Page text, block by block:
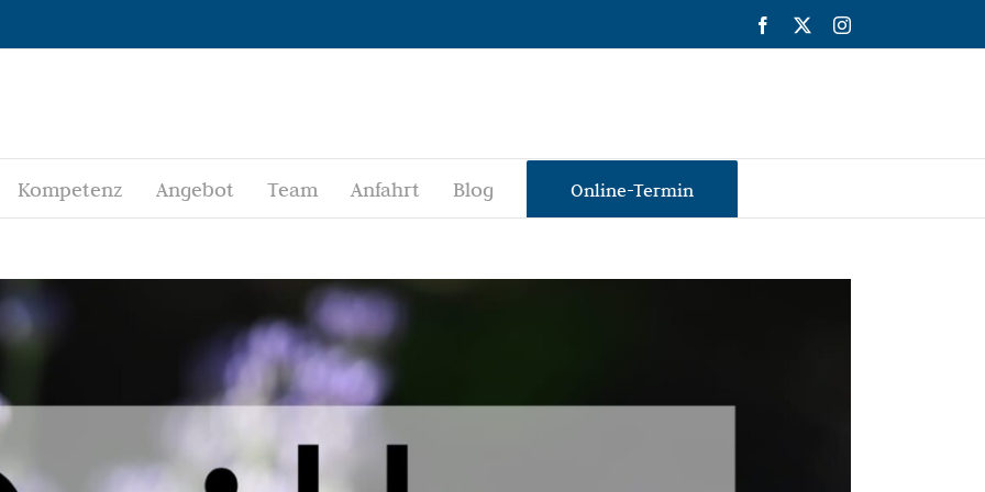
Facebook Instagram
Kompetenz Angebot Team Anfahrt Blog Online-Termin